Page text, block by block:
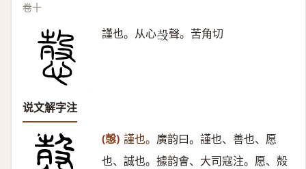
卷十
謹也。从心𣪊 聲。苦角切
说文解字注
(愨) 謹也。 廣韵曰。謹也、善也、愿
也、誠也。據韵㑹、大司寇注。愿、殻